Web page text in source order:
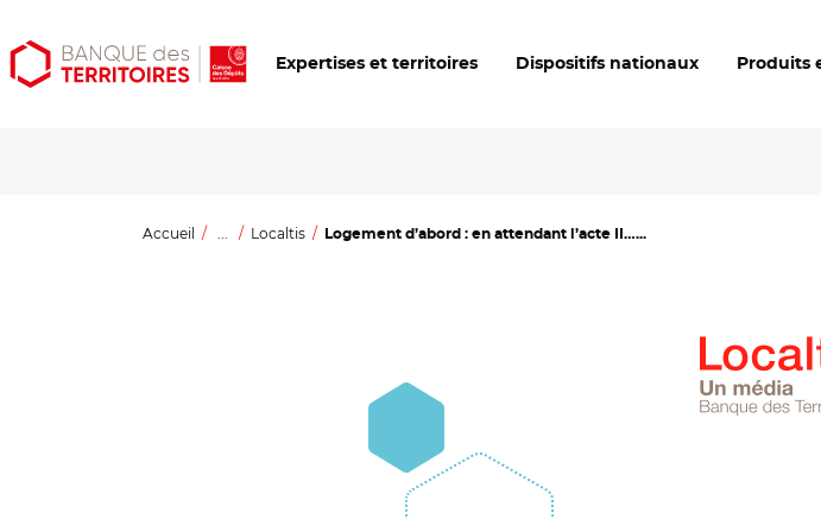
Aller
au
Aller
au
Ouvrir
les
Expertises et territoires Dispositifs nationaux Produits
Accueil ... Localtis Logement d’abord : en attendant l’acte II…...